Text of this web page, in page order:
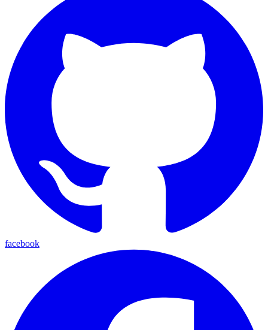
facebook